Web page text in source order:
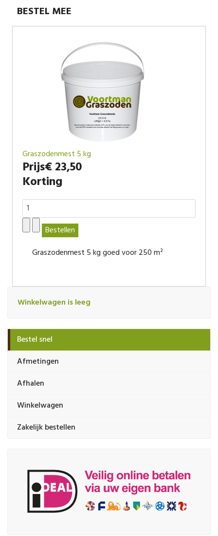
BESTEL MEE
Graszodenmest 5 kg
Prijs€ 23,50
Korting
Graszodenmest 5 kg goed voor 250 m²
Winkelwagen is leeg
Bestel snel
Afmetingen
Afhalen
Winkelwagen
Zakelijk bestellen